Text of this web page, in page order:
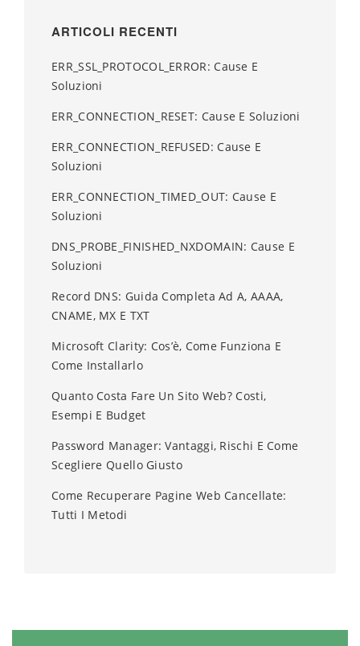
ARTICOLI RECENTI
ERR_SSL_PROTOCOL_ERROR: Cause E
Soluzioni
ERR_CONNECTION_RESET: Cause E Soluzioni
ERR_CONNECTION_REFUSED: Cause E
Soluzioni
ERR_CONNECTION_TIMED_OUT: Cause E
Soluzioni
DNS_PROBE_FINISHED_NXDOMAIN: Cause E
Soluzioni
Record DNS: Guida Completa Ad A, AAAA,
CNAME, MX E TXT
Microsoft Clarity: Cos’è, Come Funziona E
Come Installarlo
Quanto Costa Fare Un Sito Web? Costi,
Esempi E Budget
Password Manager: Vantaggi, Rischi E Come
Scegliere Quello Giusto
Come Recuperare Pagine Web Cancellate:
Tutti I Metodi